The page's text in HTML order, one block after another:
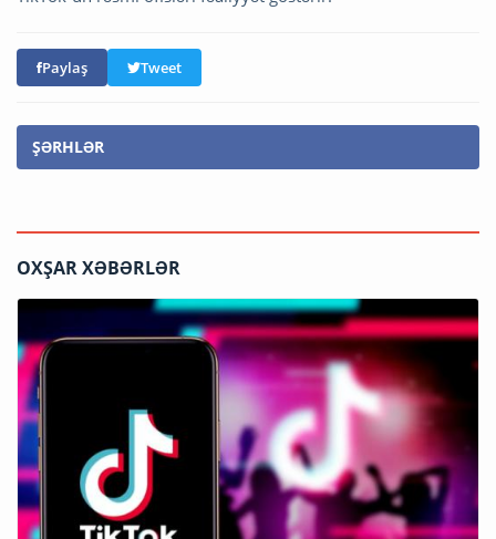
Paylaş Tweet
ŞƏRHLƏR
OXŞAR XƏBƏRLƏR